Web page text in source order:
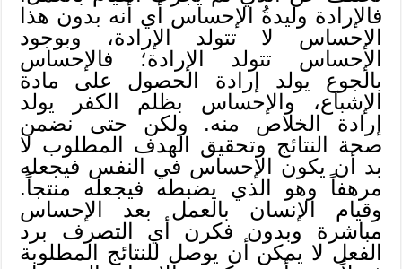
فالإرادة وليدةُ الإحساس أي أنه بدون هذا
الإحساس لا تتولد الإرادة، وبوجود
الإحساس تتولد الإرادة؛ فالإحساس
بالجوع يولد إرادة الحصول على مادة
الإشباع، والإحساس بظلم الكفر يولد
إرادة الخلاص منه. ولكن حتى نضمن
صحة النتائج وتحقيق الهدف المطلوب لا
بد أن يكون الإحساس في النفس فيجعله
مرهفاً وهو الذي يضبطه فيجعله منتجاً.
وقيام الإنسان بالعمل بعد الإحساس
مباشرة وبدون فكرن أي التصرف برد
الفعل لا يمكن أن يوصل للنتائج المطلوبة